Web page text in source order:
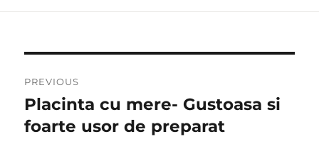
navigation
PREVIOUS
Previous
post:
Placinta cu mere- Gustoasa si
foarte usor de preparat